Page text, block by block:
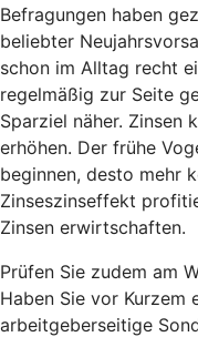
Befragungen haben
beliebter
schon im Alltag recht
regelmäßig zur Seite
Sparziel näher. Zinsen
erhöhen. Der frühe
beginnen, desto mehr
Zinseszinseffekt
Zinsen erwirtschaften.
Prüfen Sie zudem am
Haben Sie vor Kurzem
arbeitgeberseitige